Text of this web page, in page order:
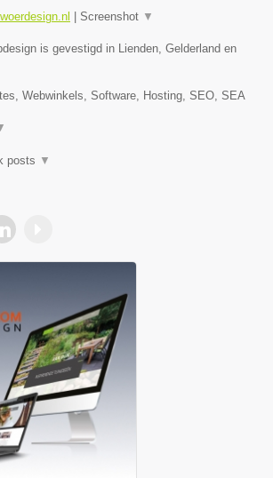
Screenshot ▼
is gevestigd in Lienden, Gelderland en
Webwinkels, Software, Hosting, SEO, SEA
posts ▼